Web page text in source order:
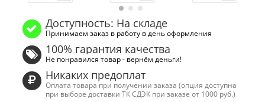
Доступность: На складе
Принимаем заказ в работу в день оформления
100% гарантия качества
Не понравился товар - вернём деньги!
Никаких предоплат
Оплата товара при получении заказа (опция доступна
при выборе доставки ТК СДЭК при заказе от 1000 руб.)